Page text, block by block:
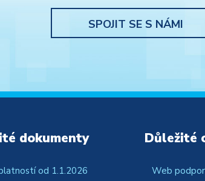
SPOJIT SE S NÁMI
dokumenty
od 1.1.2026
Důležité
Web